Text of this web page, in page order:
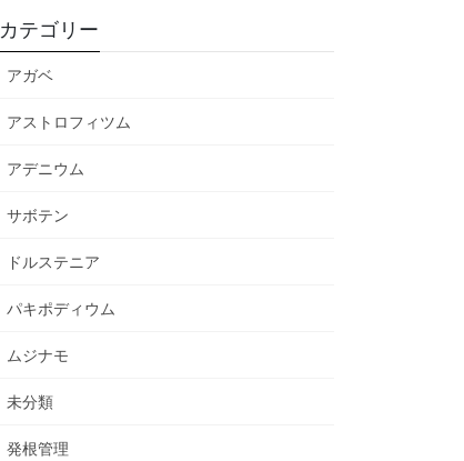
カテゴリー
アガベ
アストロフィツム
アデニウム
サボテン
ドルステニア
パキポディウム
ムジナモ
未分類
発根管理